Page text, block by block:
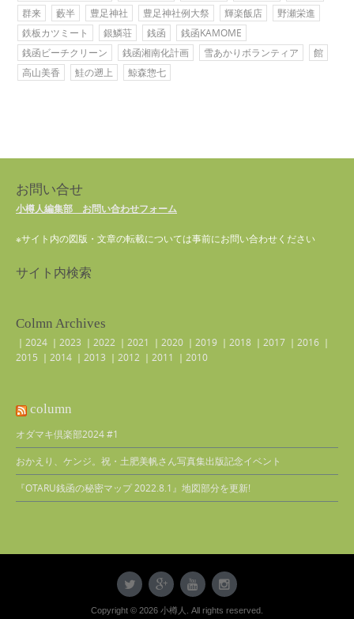
群来
藪半 豊足神社 豊足神社例大祭 輝楽飯店
野瀬栄進
鉄板カツミート
銀鱗荘 銭函
銭函KAMOME
銭函ビーチクリーン
銭函湘南化計画 雪あかりボランティア
館
高山美香
鮭の遡上 鯨森惣七
お問い合せ
小樽人編集部 お問い合わせフォーム
※サイト内の図版・文章の転載については事前にお問い合わせください
サイト内検索
Colmn Archives
｜ 2024 ｜ 2023 ｜ 2022 ｜ 2021 ｜ 2020 ｜ 2019 ｜ 2018 ｜ 2017 ｜ 2016 ｜
2015 ｜ 2014 ｜ 2013 ｜ 2012 ｜ 2011 ｜ 2010
column
オダマキ倶楽部2024 #1
おかえり、ケンジ。祝・土肥美帆さん写真集出版記念イベント
『OTARU銭函の秘密マップ 2022.8.1』地図部分を更新!
Copyright © 2026 小樽人. All rights reserved.